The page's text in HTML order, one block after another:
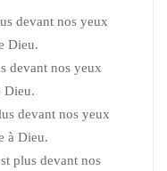
devant nos yeux
Dieu.
devant nos yeux
Dieu.
devant nos yeux
à Dieu.
plus devant nos